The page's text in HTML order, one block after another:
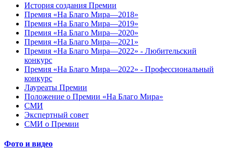
История создания Премии
Премия «На Благо Мира—2018»
Премия «На Благо Мира—2019»
Премия «На Благо Мира—2020»
Премия «На Благо Мира—2021»
Премия «На Благо Мира—2022» - Любительский
конкурс
Премия «На Благо Мира—2022» - Профессиональный
конкурс
Лауреаты Премии
Положение о Премии «На Благо Мира»
СМИ
Экспертный совет
СМИ о Премии
Фото и видео